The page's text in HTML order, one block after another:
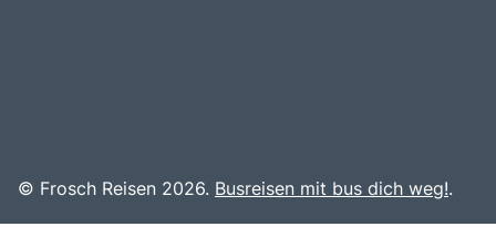
© Frosch Reisen 2026. Busreisen mit bus dich weg!.